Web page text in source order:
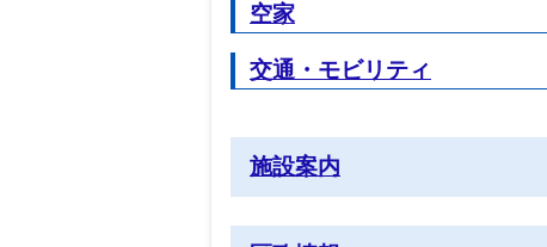
空家
交通・モビリティ
施設案内